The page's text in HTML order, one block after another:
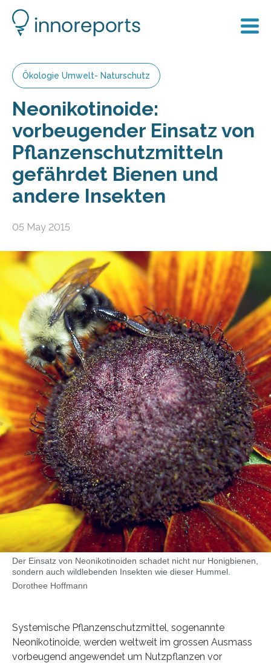
Ökologie Umwelt- Naturschutz
Neonikotinoide:
vorbeugender Einsatz von
Pflanzenschutzmitteln
gefährdet Bienen und
andere Insekten
05 May 2015
Der Einsatz von Neonikotinoiden schadet nicht nur Honigbienen,
sondern auch wildlebenden Insekten wie dieser Hummel.
Dorothee Hoffmann
Systemische Pflanzenschutzmittel, sogenannte
Neonikotinoide, werden weltweit im grossen Ausmass
vorbeugend angewendet um Nutzpflanzen vor